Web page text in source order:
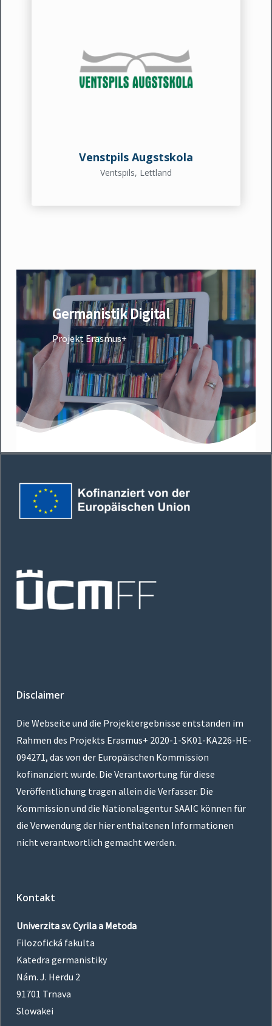
Venstpils Augstskola
Ventspils, Lettland
Germanistik Digital
Projekt Erasmus+
Disclaimer
Die Webseite und die Projektergebnisse entstanden im
Rahmen des Projekts Erasmus+ 2020-1-SK01-KA226-HE-
094271, das von der Europäischen Kommission
kofinanziert wurde. Die Verantwortung für diese
Veröffentlichung tragen allein die Verfasser. Die
Kommission und die Nationalagentur SAAIC können für
die Verwendung der hier enthaltenen Informationen
nicht verantwortlich gemacht werden.
Kontakt
Univerzita sv. Cyrila a Metoda
Filozofická fakulta
Katedra germanistiky
Nám. J. Herdu 2
91701 Trnava
Slowakei